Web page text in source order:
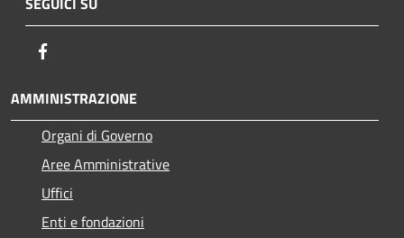
AMMINISTRAZIONE
Organi di Governo
Aree Amministrative
Uffici
Enti e fondazioni